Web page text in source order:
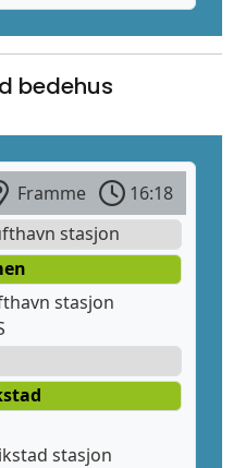
bedehus
Framme
16:18
stasjon
stasjon
stasjon